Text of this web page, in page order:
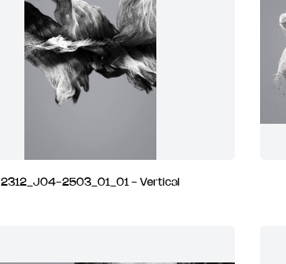
2312_J04-2503_01_01 - Vertical